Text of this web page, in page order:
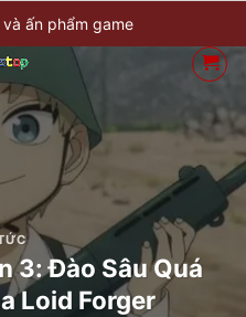
ấn phẩm game
3: Đào Sâu Quá
Loid Forger